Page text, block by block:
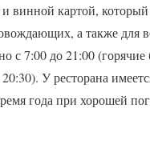
винной картой,
а также для
с 7:00 до 21:00 (горячие
У ресторана
года при хорошей